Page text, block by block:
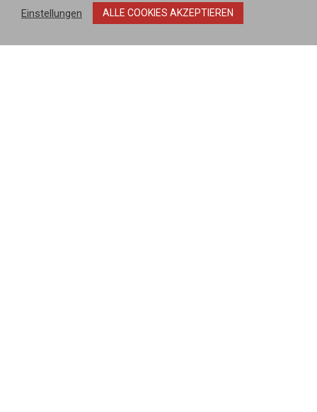
Einstellungen ALLE COOKIES AKZEPTIEREN